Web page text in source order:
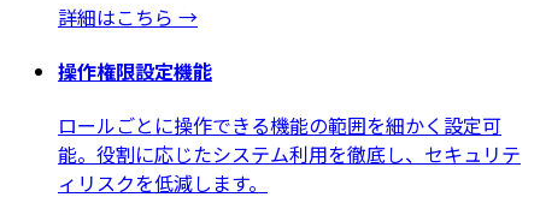
詳細はこちら →
操作権限設定機能
ロールごとに操作できる機能の範囲を細かく設定可
能。役割に応じたシステム利用を徹底し、セキュリテ
ィリスクを低減します。